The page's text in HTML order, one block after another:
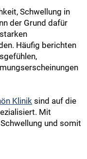
Schwellung in
der Grund dafür
Häufig berichten
Klinik sind auf die
Mit
und somit